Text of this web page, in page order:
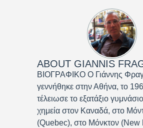
ABOUT GIANNIS
ΒΙΟΓΡΑΦΙΚΟ Ο Γιάννης
γεννήθηκε στην Αθήνα, το
τέλειωσε το εξατάξιο
χημεία στον Καναδά, στο
(Quebec), στο Μόνκτον